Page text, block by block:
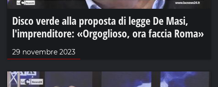
Disco verde alla proposta di legge De Masi,
l'imprenditore: «Orgoglioso, ora faccia Roma»
29 novembre 2023